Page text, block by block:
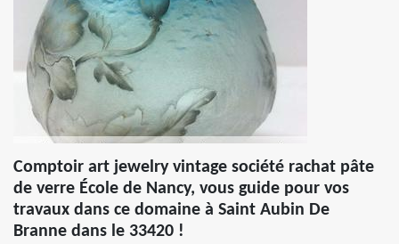
Comptoir art jewelry vintage société rachat pâte
de verre École de Nancy, vous guide pour vos
travaux dans ce domaine à Saint Aubin De
Branne dans le 33420 !